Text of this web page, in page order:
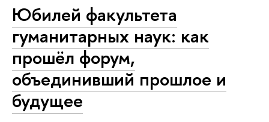
Юбилей факультета
гуманитарных наук: как
прошёл форум,
объединивший прошлое и
будущее